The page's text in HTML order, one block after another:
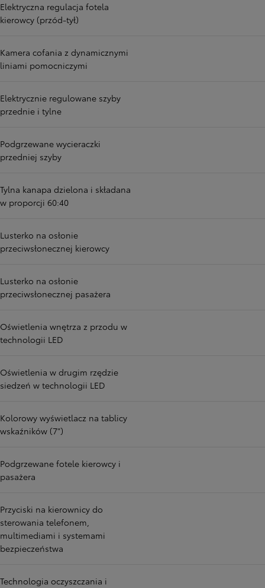
Elektryczna regulacja fotela
kierowcy (przód-tył)
Kamera cofania z dynamicznymi
liniami pomocniczymi
Elektrycznie regulowane szyby
przednie i tylne
Podgrzewane wycieraczki
przedniej szyby
Tylna kanapa dzielona i składana
w proporcji 60:40
Lusterko na osłonie
przeciwsłonecznej kierowcy
Lusterko na osłonie
przeciwsłonecznej pasażera
Oświetlenia wnętrza z przodu w
technologii LED
Oświetlenia w drugim rzędzie
siedzeń w technologii LED
Kolorowy wyświetlacz na tablicy
wskaźników (7")
Podgrzewane fotele kierowcy i
pasażera
Przyciski na kierownicy do
sterowania telefonem,
multimediami i systemami
bezpieczeństwa
Technologia oczyszczania i